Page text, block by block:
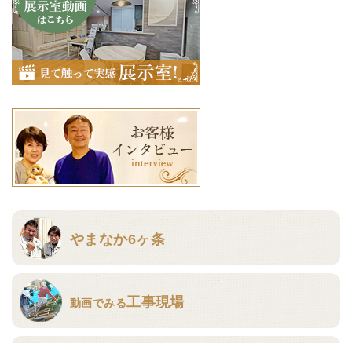
やまなか6ヶ条
動画でみる工事現場